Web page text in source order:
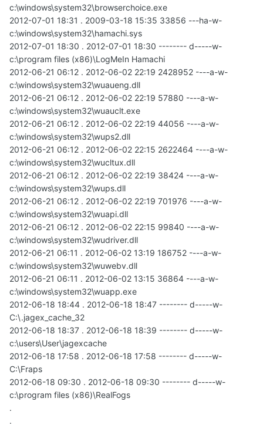
c:\windows\system32\browserchoice.exe
2012-07-01 18:31 . 2009-03-18 15:35 33856 ---ha-w-
c:\windows\system32\hamachi.sys
2012-07-01 18:30 . 2012-07-01 18:30 -------- d-----w-
c:\program files (x86)\LogMeIn Hamachi
2012-06-21 06:12 . 2012-06-02 22:19 2428952 ----a-w-
c:\windows\system32\wuaueng.dll
2012-06-21 06:12 . 2012-06-02 22:19 57880 ----a-w-
c:\windows\system32\wuauclt.exe
2012-06-21 06:12 . 2012-06-02 22:19 44056 ----a-w-
c:\windows\system32\wups2.dll
2012-06-21 06:12 . 2012-06-02 22:15 2622464 ----a-w-
c:\windows\system32\wucltux.dll
2012-06-21 06:12 . 2012-06-02 22:19 38424 ----a-w-
c:\windows\system32\wups.dll
2012-06-21 06:12 . 2012-06-02 22:19 701976 ----a-w-
c:\windows\system32\wuapi.dll
2012-06-21 06:12 . 2012-06-02 22:15 99840 ----a-w-
c:\windows\system32\wudriver.dll
2012-06-21 06:11 . 2012-06-02 13:19 186752 ----a-w-
c:\windows\system32\wuwebv.dll
2012-06-21 06:11 . 2012-06-02 13:15 36864 ----a-w-
c:\windows\system32\wuapp.exe
2012-06-18 18:44 . 2012-06-18 18:47 -------- d-----w-
C:\.jagex_cache_32
2012-06-18 18:37 . 2012-06-18 18:39 -------- d-----w-
c:\users\User\jagexcache
2012-06-18 17:58 . 2012-06-18 17:58 -------- d-----w-
C:\Fraps
2012-06-18 09:30 . 2012-06-18 09:30 -------- d-----w-
c:\program files (x86)\RealFogs
.
.